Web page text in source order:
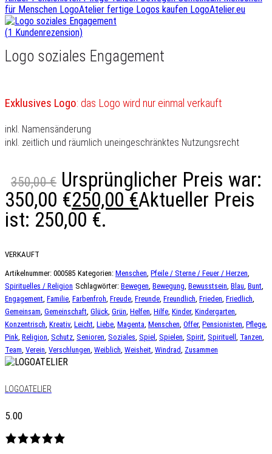
(1 Kundenrezension)
Logo soziales Engagement
Exklusives Logo: das Logo wird nur einmal verkauft
inkl. Namensänderung
inkl. zeitlich und räumlich uneingeschränktes Nutzungsrecht
350,00€ Ursprünglicher Preis war:
350,00 €250,00 €Aktueller Preis
ist: 250,00 €.
VERKAUFT
Artikelnummer: 000585 Kategorien: Menschen, Pfeile / Sterne / Feuer / Herzen,
Spirituelles / Religion Schlagwörter: Bewegen, Bewegung, Bewusstsein, Blau, Bunt,
Engagement, Familie, Farbenfroh, Freude, Freunde, Freundlich, Frieden, Friedlich,
Gemeinsam, Gemeinschaft, Glück, Grün, Helfen, Hilfe, Kinder, Kindergarten,
Konzentrisch, Kreativ, Leicht, Liebe, Magenta, Menschen, Offer, Pensionisten, Pflege,
Pink, Religion, Schutz, Senioren, Soziales, Spiel , Spielen, Spirit, Spirituell , Tanzen,
Team, Verein, Verschlungen, Weiblich, Weisheit, Windrad, Zusammen
LOGOATELIER
5.00